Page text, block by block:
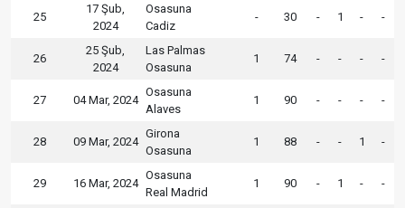
25
17 Şub,
2024
Osasuna
Cadiz
- 30 - 1 - -
26
25 Şub,
2024
Las Palmas
Osasuna
1 74 - - - -
27 04 Mar, 2024
Osasuna
Alaves
1 90 - - - -
28 09 Mar, 2024
Girona
Osasuna
1 88 - - 1 -
29 16 Mar, 2024
Osasuna
Real Madrid
1 90 - 1 - -